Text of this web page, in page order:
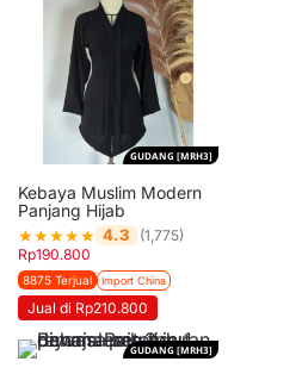
GUDANG [MRH3]
Kebaya Muslim Modern
Panjang Hijab
★★★★★ 4.3
(1,775)
Rp190.800
8875 Terjual Import China
Jual di Rp210.800
GUDANG [MRH3]